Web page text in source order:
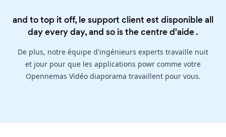
and to top it off, le support client est disponible all
day every day, and so is thecentre d'aide.
De plus, notre équipe d'ingénieurs experts travaille nuit
et jour pour que les applications powr comme votre
Opennemas Vidéo diaporama travaillent pour vous.